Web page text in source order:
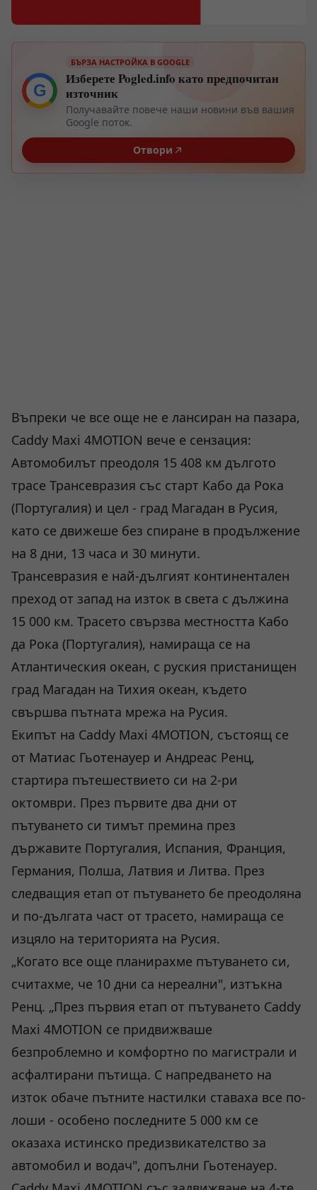
G
БЪРЗА НАСТРОЙКА В GOOGLE
Изберете Pogled.info като предпочитан
източник
Получавайте повече наши новини във вашия
Google поток.
Отвори
Въпреки че все още не е лансиран на пазара,
Caddy Maxi 4MOTION вече е сензация:
Автомобилът преодоля 15 408 км дългото
трасе Трансевразия със старт Кабо да Рока
(Португалия) и цел - град Магадан в Русия,
като се движеше без спиране в продължение
на 8 дни, 13 часа и 30 минути.
Трансевразия е най-дългият континентален
преход от запад на изток в света с дължина
15 000 км. Трасето свързва местността Кабо
да Рока (Португалия), намираща се на
Атлантическия океан, с руския пристанищен
град Магадан на Тихия океан, където
свършва пътната мрежа на Русия.
Екипът на Caddy Maxi 4MOTION, състоящ се
от Матиас Гьотенауер и Андреас Ренц,
стартира пътешествието си на 2-ри
октомври. През първите два дни от
пътуването си тимът премина през
държавите Португалия, Испания, Франция,
Германия, Полша, Латвия и Литва. През
следващия етап от пътуването бе преодоляна
и по-дългата част от трасето, намираща се
изцяло на територията на Русия.
„Когато все още планирахме пътуването си,
считахме, че 10 дни са нереални", изтъкна
Ренц. „През първия етап от пътуването Caddy
Maxi 4MOTION се придвижваше
безпроблемно и комфортно по магистрали и
асфалтирани пътища. С напредването на
изток обаче пътните настилки ставаха все по-
лоши - особено последните 5 000 км се
оказаха истинско предизвикателство за
автомобил и водач", допълни Гьотенауер.